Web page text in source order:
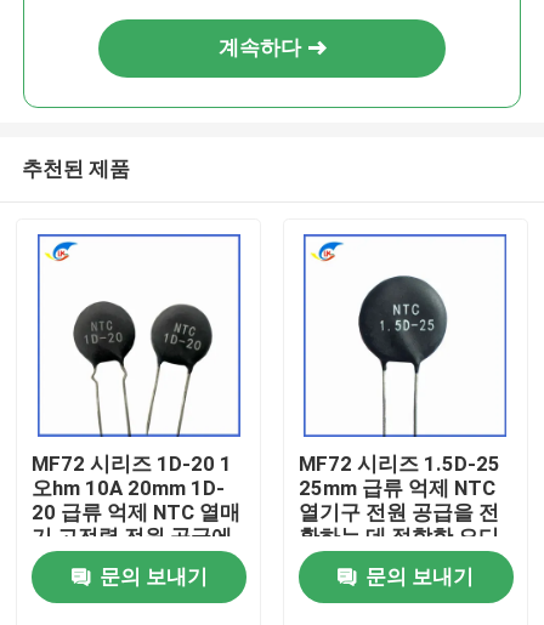
계속하다
추천된 제품
MF72 시리즈 1D-20 1
오hm 10A 20mm 1D-
20 급류 억제 NTC 열매
기 고전력 전원 공급에
적합
문의 보내기
MF72 시리즈 1.5D-25
25mm 급류 억제 NTC
열기구 전원 공급을 전
환하는 데 적합한 오디
오 증폭기
문의 보내기